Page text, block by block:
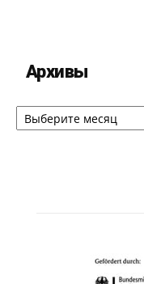
Архивы
Архивы